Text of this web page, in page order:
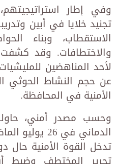
وفي إطار
تجنيد خلايا في أبين
الاستقطاب، وبناء
والاختطافات. وقد
لأحد المناهضين
عن حجم النشاط الحوثي
الأمنية في المحافظة.
وحسب مصدر أمني،
الدماني في
تدخل القوة الأمنية